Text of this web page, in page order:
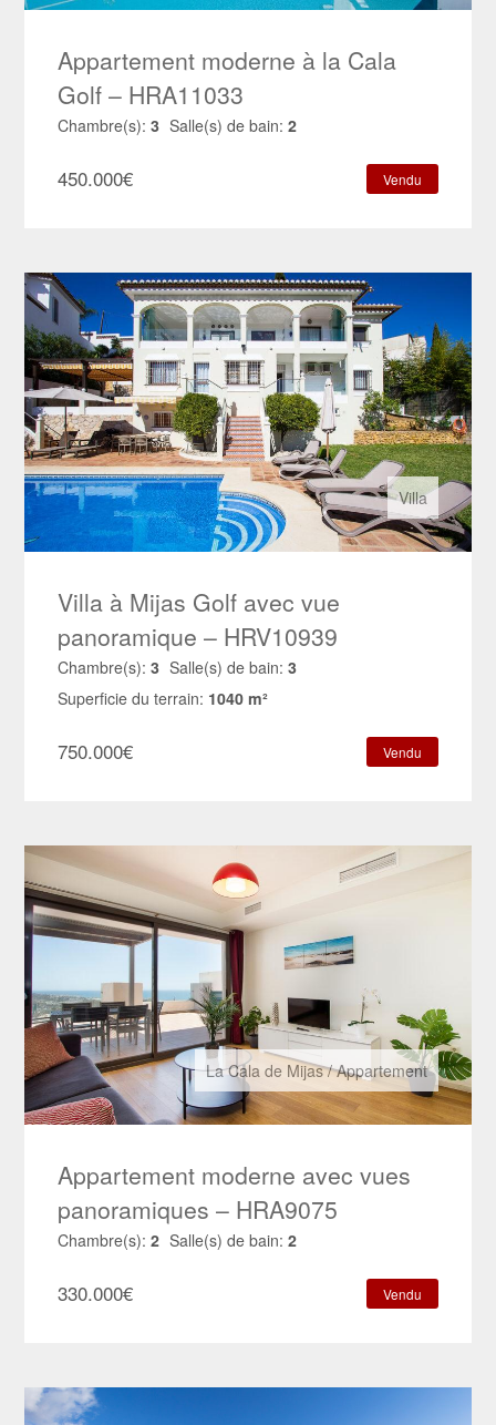
Appartement moderne à la Cala
Golf – HRA11033
Chambre(s): 3 Salle(s) de bain: 2
450.000€ Vendu
Villa
Villa à Mijas Golf avec vue
panoramique – HRV10939
Chambre(s): 3 Salle(s) de bain: 3
Superficie du terrain: 1040 m²
750.000€ Vendu
La Cala de Mijas/Appartement
Appartement moderne avec vues
panoramiques – HRA9075
Chambre(s): 2 Salle(s) de bain: 2
330.000€ Vendu